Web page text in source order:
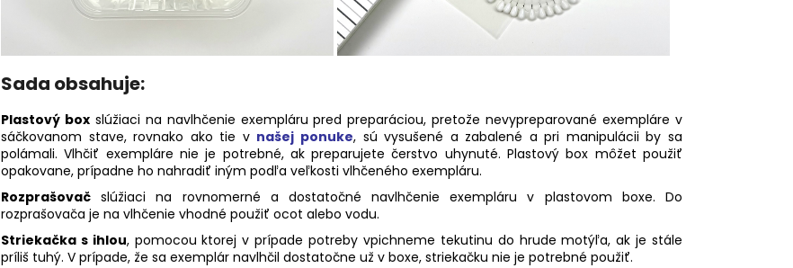
Sada obsahuje:
Plastový boxslúžiaci na navlhčenie exempláru pred preparáciou, pretože nevypreparované exempláre v
sáčkovanom stave, rovnako ako tie v našej ponuke, sú vysušené a zabalené a pri manipulácii by sa
polámali. Vlhčiť exempláre nie je potrebné, ak preparujete čerstvo uhynuté. Plastový box môžet použiť
opakovane, prípadne ho nahradiť iným podľa veľkosti vlhčeného exempláru.
Rozprašovač slúžiaci na rovnomerné a dostatočné navlhčenie exempláru v plastovom boxe. Do
rozprašovača je na vlhčenie vhodné použiť ocot alebo vodu.
Striekačka s ihlou, pomocou ktorej v prípade potreby vpichneme tekutinu do hrude motýľa, ak je stále
príliš tuhý. V prípade, že sa exemplár navlhčil dostatočne už v boxe, striekačku nie je potrebné použiť.